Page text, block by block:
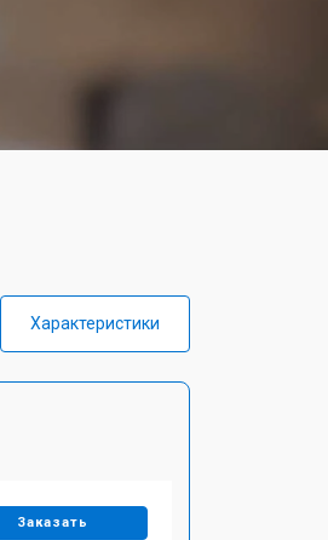
Характеристики
Заказать